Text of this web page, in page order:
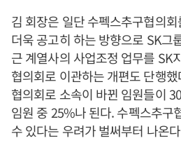
김 회장은 일단 수펙스추구협의
더욱 공고히 하는 방향으로 SK그
근 계열사의 사업조정 업무를 SK
협의회로 이관하는 개편도 단행
협의회로 소속이 바뀐 임원들이
임원 중 25%나 된다. 수펙스추구
수 있다는 우려가 벌써부터 나온